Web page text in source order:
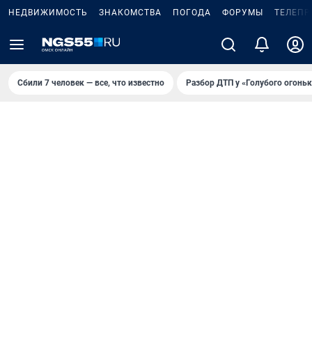
НЕДВИЖИМОСТЬ ЗНАКОМСТВА ПОГОДА ФОРУМЫ
Сбили 7 человек — все, что известно Разбор ДТП у «Голубого